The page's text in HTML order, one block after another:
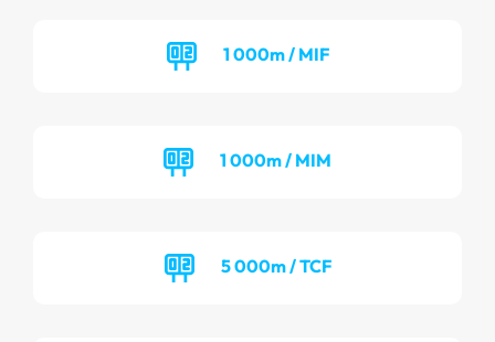
1 000m / MIF
1 000m / MIM
5 000m / TCF